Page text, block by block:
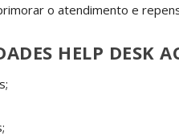
o atendimento e
HELP DESK